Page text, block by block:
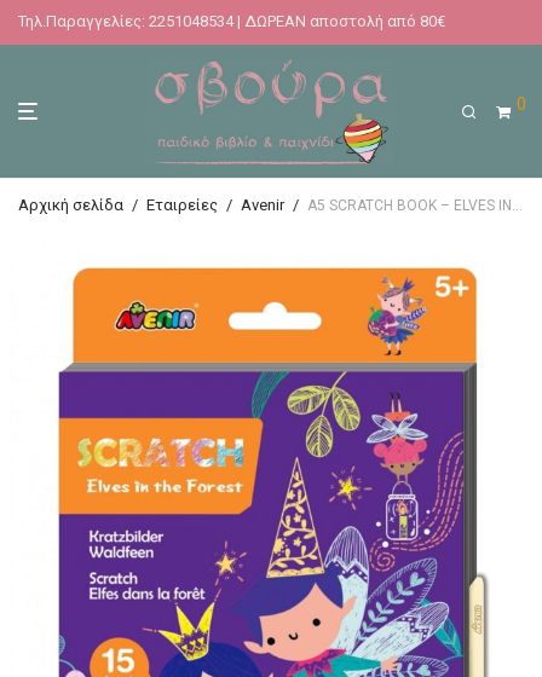
Τηλ.Παραγγελίες: 2251048534 | ΔΩΡΕΑΝ αποστολή από 80€
0
Αρχική σελίδα / Εταιρείες / Avenir / A5 SCRATCH BOOK – ELVES IN THE FOREST